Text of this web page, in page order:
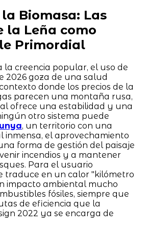
Biomasa: Las
la Leña como
Primordial
la creencia popular, el uso de
2026 goza de una salud
donde los precios de la
parecen una montaña rusa,
ofrece una estabilidad y una
otro sistema puede
, un territorio con una
inmensa, el aprovechamiento
forma de gestión del paisaje
incendios y a mantener
Para el usuario
traduce en un calor "kilómetro
impacto ambiental mucho
fósiles, siempre que
de eficiencia que la
2022 ya se encarga de